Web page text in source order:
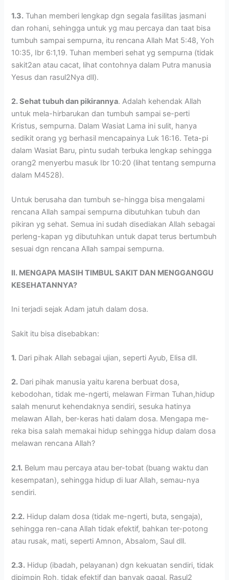
1.3. Tuhan memberi lengkap dgn segala fasilitas jasmani
dan rohani, sehingga untuk yg mau percaya dan taat bisa
tumbuh sampai sempurna, itu rencana Allah Mat 5:48, Yoh
10:35, Ibr 6:1,19. Tuhan memberi sehat yg sempurna (tidak
sakit2an atau cacat, lihat contohnya dalam Putra manusia
Yesus dan rasul2Nya dll).
2. Sehat tubuh dan pikirannya. Adalah kehendak Allah
untuk mela-hirbarukan dan tumbuh sampai se-perti
Kristus, sempurna. Dalam Wasiat Lama ini sulit, hanya
sedikit orang yg berhasil mencapainya Luk 16:16. Teta-pi
dalam Wasiat Baru, pintu sudah terbuka lengkap sehingga
orang2 menyerbu masuk Ibr 10:20 (lihat tentang sempurna
dalam M4528).
Untuk berusaha dan tumbuh se-hingga bisa mengalami
rencana Allah sampai sempurna dibutuhkan tubuh dan
pikiran yg sehat. Semua ini sudah disediakan Allah sebagai
perleng-kapan yg dibutuhkan untuk dapat terus bertumbuh
sesuai dgn rencana Allah sampai sempurna.
II. MENGAPA MASIH TIMBUL SAKIT DAN MENGGANGGU
KESEHATANNYA?
Ini terjadi sejak Adam jatuh dalam dosa.
Sakit itu bisa disebabkan:
1. Dari pihak Allah sebagai ujian, seperti Ayub, Elisa dll.
2. Dari pihak manusia yaitu karena berbuat dosa,
kebodohan, tidak me-ngerti, melawan Firman Tuhan,hidup
salah menurut kehendaknya sendiri, sesuka hatinya
melawan Allah, ber-keras hati dalam dosa. Mengapa me-
reka bisa salah memakai hidup sehingga hidup dalam dosa
melawan rencana Allah?
2.1. Belum mau percaya atau ber-tobat (buang waktu dan
kesempatan), sehingga hidup di luar Allah, semau-nya
sendiri.
2.2. Hidup dalam dosa (tidak me-ngerti, buta, sengaja),
sehingga ren-cana Allah tidak efektif, bahkan ter-potong
atau rusak, mati, seperti Amnon, Absalom, Saul dll.
2.3. Hidup (ibadah, pelayanan) dgn kekuatan sendiri, tidak
dipimpin Roh, tidak efektif dan banyak gagal. Rasul2